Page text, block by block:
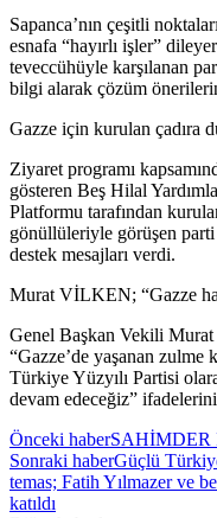
Sapanca’nın çeşitli
esnafa “hayırlı işler”
teveccühüyle karşılanan
bilgi alarak çözüm
Gazze için kurulan çadıra
Ziyaret programı
gösteren Beş Hilal
Platformu tarafından
gönüllüleriyle görüşen parti
destek mesajları verdi.
Murat VİLKEN; “Gazze
Genel Başkan Vekili Murat
“Gazze’de yaşanan zulme
Türkiye Yüzyılı Partisi
devam edeceğiz”
Önceki haberSAHİMDER
Sonraki haberGüçlü
temas; Fatih Yılmazer ve
katıldı